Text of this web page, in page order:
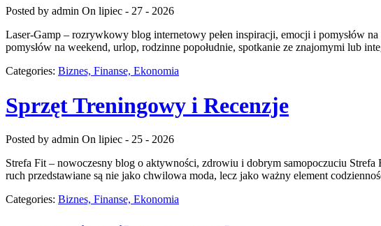
Posted by admin On lipiec - 27 - 2026
Laser-Gamp – rozrywkowy blog internetowy pełen inspiracji, emocji i pomysłów
pomysłów na weekend, urlop, rodzinne popołudnie, spotkanie ze znajomymi lub
Categories: Biznes, Finanse, Ekonomia
Sprzęt Treningowy i Recenzje
Posted by admin On lipiec - 25 - 2026
Strefa Fit – nowoczesny blog o aktywności, zdrowiu i dobrym samopoczuciu
ruch przedstawiane są nie jako chwilowa moda, lecz jako ważny element
Categories: Biznes, Finanse, Ekonomia